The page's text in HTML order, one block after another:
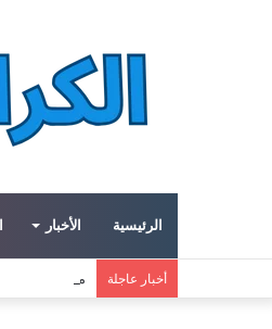
الرئيسية الأخبار
أخبار عاجلة ميتا توسع مشروع «هايبريون»